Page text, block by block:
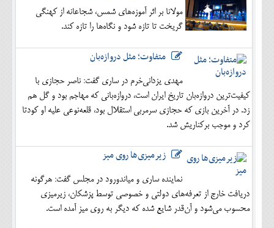
مولانا بر اثر آموزه‌های شمس، شجاعانه از کهنگی
گریخت تا تازه شود و نگاه‌ها را تازه کند.
متفاوت؛ مثل دروازه‌بان
مهدی یزدانی‌خرم در ساری گفت: ناصر حجازی با
کیفیت‌ترین دروازه‌بان تاریخ ایران است، دروازه‌بانی که مهاجم بود و گل هم
زد. در آخرین بازی که حجازی سرمربی استقلال بود، قلعه‌نوعی علیه او کودتا
کرد و موجب برکناریش شد.
زیرمیزی‌ها روی میز
نماینده ساری و میاندورود در مجلس گفت: هرگونه
دریافت خارج از تعرفه‌های دولتی و خصوصی توسط پزشکان، زیرمیزی
محسوب می‌شود و آن‌قدر شایع شده که دیگر به روی میز آمده است.